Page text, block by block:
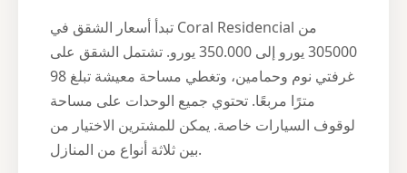
تبدأ أسعار الشقق في Coral Residencial من
305000 يورو إلى 350.000 يورو. تشتمل الشقق على
غرفتي نوم وحمامين، وتغطي مساحة معيشة تبلغ 98
مترًا مربعًا. تحتوي جميع الوحدات على مساحة
لوقوف السيارات خاصة. يمكن للمشترين الاختيار من
بين ثلاثة أنواع من المنازل.